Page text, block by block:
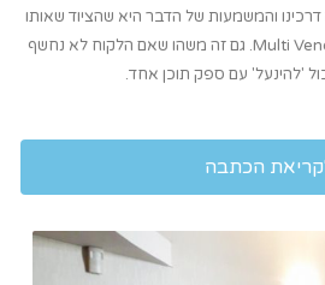
והמשמעות של הדבר היא שהציוד שאותו
אנחנו מספקים חייב להיות Multi Vendor. גם זה משהו שאם הלקוח לא נחשף
'להינעל' עם ספק תוכן אחד.
הכתבה